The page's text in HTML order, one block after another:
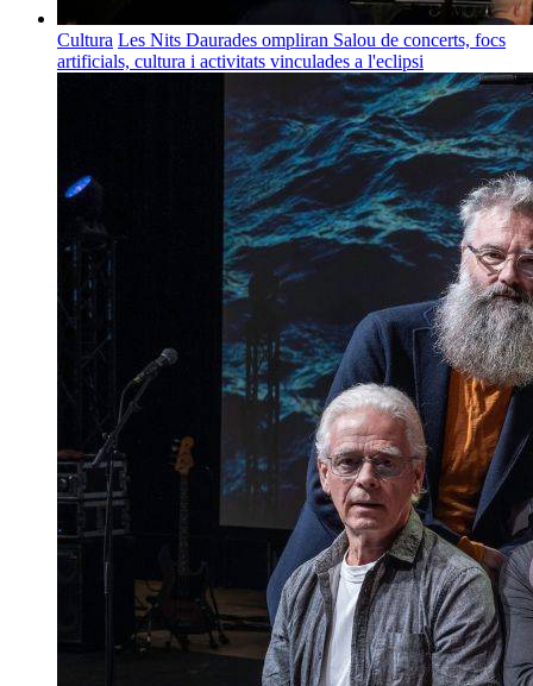
Cultura Les Nits Daurades ompliran Salou de concerts, focs
artificials, cultura i activitats vinculades a l'eclipsi